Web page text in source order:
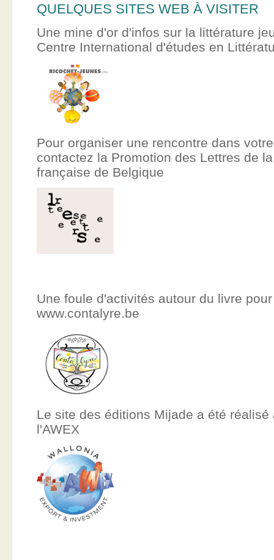
QUELQUES SITES WEB À VISITER
Une mine d'or d'infos sur la littérature
Centre International d'études en
Pour organiser une rencontre dans
contactez la Promotion des Lettres de
française de Belgique
Une foule d'activités autour du livre
www.contalyre.be
Le site des éditions Mijade a été réalisé
l'AWEX